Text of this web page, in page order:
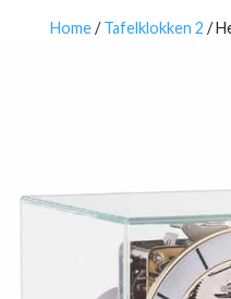
Home/Tafelklokken 2 /